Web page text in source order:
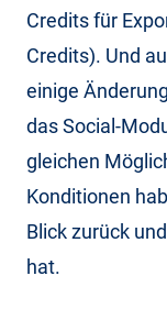
Credits für
Credits). Und
einige
das Social-
gleichen
Konditionen
Blick zurück
hat.